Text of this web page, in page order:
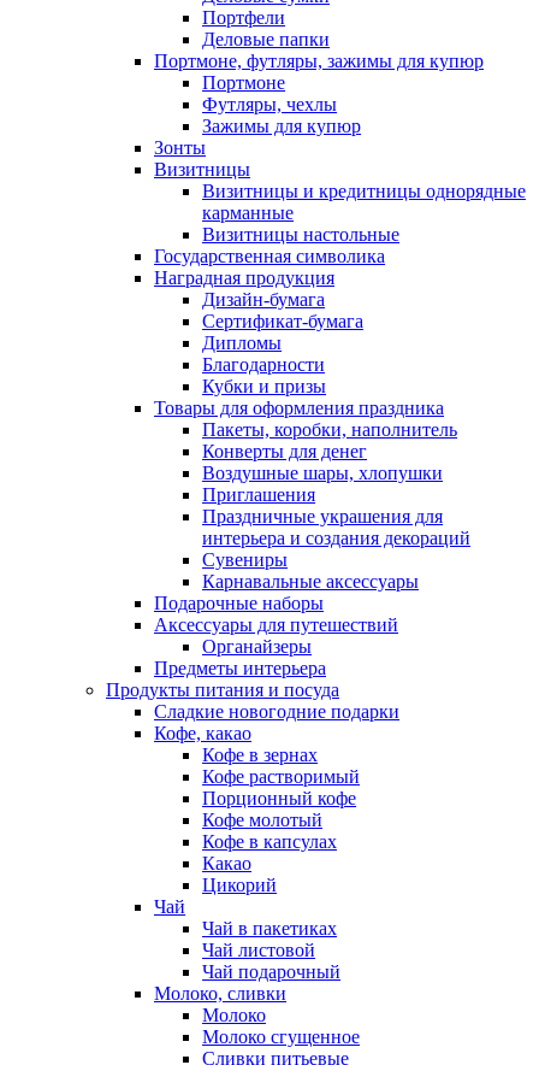
Портфели
Деловые папки
Портмоне, футляры, зажимы для купюр
Портмоне
Футляры, чехлы
Зажимы для купюр
Зонты
Визитницы
Визитницы и кредитницы однорядные
карманные
Визитницы настольные
Государственная символика
Наградная продукция
Дизайн-бумага
Сертификат-бумага
Дипломы
Благодарности
Кубки и призы
Товары для оформления праздника
Пакеты, коробки, наполнитель
Конверты для денег
Воздушные шары, хлопушки
Приглашения
Праздничные украшения для
интерьера и создания декораций
Сувениры
Карнавальные аксессуары
Подарочные наборы
Аксессуары для путешествий
Органайзеры
Предметы интерьера
Продукты питания и посуда
Сладкие новогодние подарки
Кофе, какао
Кофе в зернах
Кофе растворимый
Порционный кофе
Кофе молотый
Кофе в капсулах
Какао
Цикорий
Чай
Чай в пакетиках
Чай листовой
Чай подарочный
Молоко, сливки
Молоко
Молоко сгущенное
Сливки питьевые